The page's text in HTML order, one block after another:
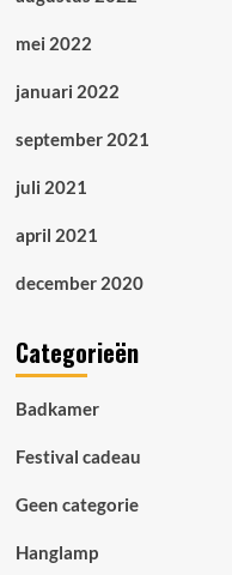
mei 2022
januari 2022
september 2021
juli 2021
april 2021
december 2020
Categorieën
Badkamer
Festival cadeau
Geen categorie
Hanglamp